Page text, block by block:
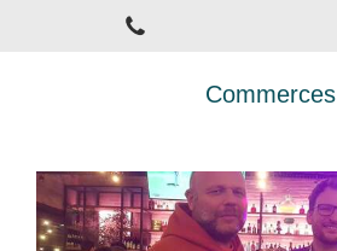
Commerces